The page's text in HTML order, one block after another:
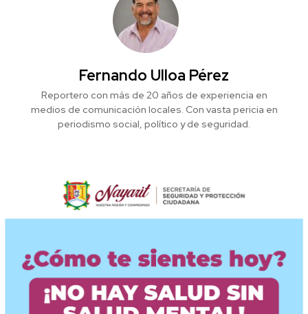
Fernando Ulloa Pérez
Reportero con más de 20 años de experiencia en
medios de comunicación locales. Con vasta pericia en
periodismo social, político y de seguridad.